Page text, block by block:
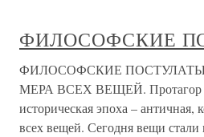
ФИЛОСОФСКИЕ
ФИЛОСОФСКИЕ
МЕРА ВСЕХ ВЕЩЕЙ. Протагор
историческая эпоха – античная,
всех вещей. Сегодня вещи